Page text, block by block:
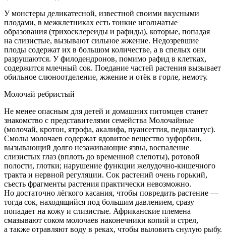
У монстеры деликатесной, известной своими вкусными
плодами, в межклетниках есть тонкие игольчатые
образования (трихосклереиды и рафиды), которые, попадая
на слизистые, вызывают сильное жжение. Недозревшие
плоды содержат их в большом количестве, а в спелых они
разрушаются. У филодендронов, помимо рафид в клетках,
содержится млечный сок. Поедание частей растения вызывает
обильное слюноотделение, жжение и отёк в горле, немоту.
Молочай ребристый
Не менее опасным для детей и домашних питомцев станет
знакомство с представителями семейства Молочайные
(молочай, кротон, ятрофа, акалифа, пуансеттия, педилантус).
Смолы молочаев содержат ядовитое вещество эуфорбин,
вызывающий долго незаживающие язвы, воспаление
слизистых глаз (вплоть до временной слепоты), ротовой
полости, глотки; нарушение функции желудочно-кишечного
тракта и нервной регуляции. Сок растений очень горький,
съесть фрагменты растения практически невозможно.
Но достаточно лёгкого касания, чтобы повредить растение —
тогда сок, находящийся под большим давлением, сразу
попадает на кожу и слизистые. Африканские племена
смазывают соком молочаев наконечники копий и стрел,
а также отравляют воду в реках, чтобы выловить снулую рыбу.